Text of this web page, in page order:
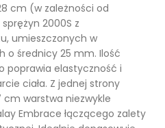
cm (w zależności od
2000S z
umieszczonych w
o średnicy 25 mm. Ilość
poprawia elastyczność i
ciała. Z jednej strony
warstwa niezwykle
Embrace łączącego zalety